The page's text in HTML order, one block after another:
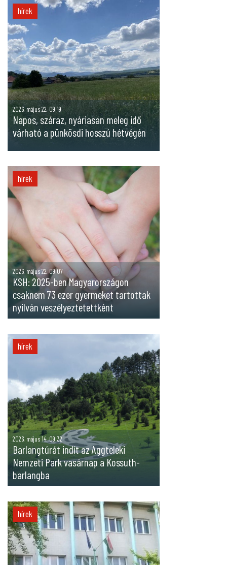
hírek
2026. május 22. 09:19
Napos, száraz, nyáriasan meleg idő
várható a pünkösdi hosszú hétvégén
hírek
2026. május 22. 09:07
KSH: 2025-ben Magyarországon
csaknem 73 ezer gyermeket tartottak
nyilván veszélyeztetettként
hírek
2026. május 14. 09:32
Barlangtúrát indít az Aggteleki
Nemzeti Park vasárnap a Kossuth-
barlangba
hírek